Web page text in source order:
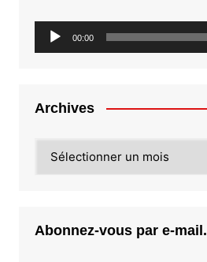
Lecteur
audio
00:00
Archives
Abonnez-vous par e-mail.